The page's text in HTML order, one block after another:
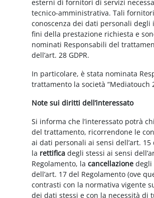
esterni di fornitori di servizi
tecnico-amministrativa. Tali
conoscenza dei dati personali degli
fini della prestazione richiesta e
nominati Responsabili del
dell’art. 28 GDPR.
In particolare, è stata nominata
trattamento la società “Mediatouch
Note sui diritti dell’interessato
Si informa che l’interessato potrà
del trattamento, ricorrendone le
ai dati personali ai sensi dell’art. 15
la rettificadegli stessi ai sensi
Regolamento, lacancellazione degli
dell’art. 17 del Regolamento (ove
contrasti con la normativa vigente
dei dati stessi e con la necessità di